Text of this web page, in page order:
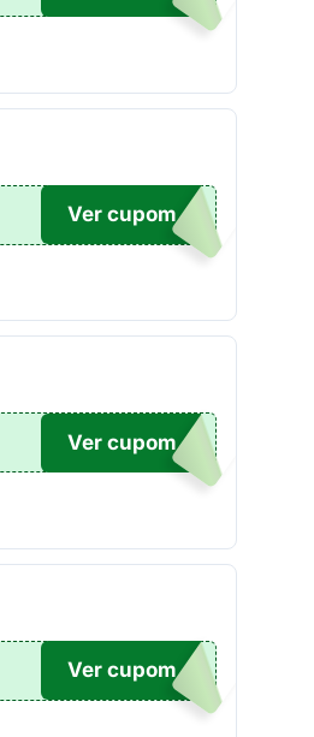
100
Ver cupom
TICO
Ver cupom
UPOM
Ver cupom